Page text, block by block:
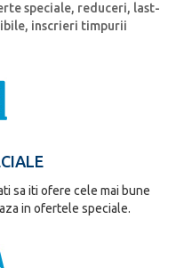
speciale, reduceri, last-
inscrieri timpurii
sa iti ofere cele mai bune
in ofertele speciale.